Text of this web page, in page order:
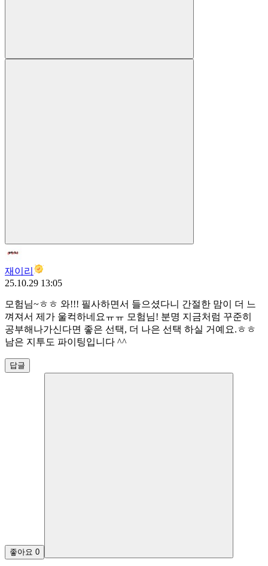
재이리
25.10.29 13:05
모험님~ㅎㅎ 와!!! 필사하면서 들으셨다니 간절한 맘이 더 느
껴져서 제가 울컥하네요ㅠㅠ 모험님! 분명 지금처럼 꾸준히
공부해나가신다면 좋은 선택, 더 나은 선택 하실 거예요.ㅎㅎ
남은 지투도 파이팅입니다 ^^
답글
좋아요 0